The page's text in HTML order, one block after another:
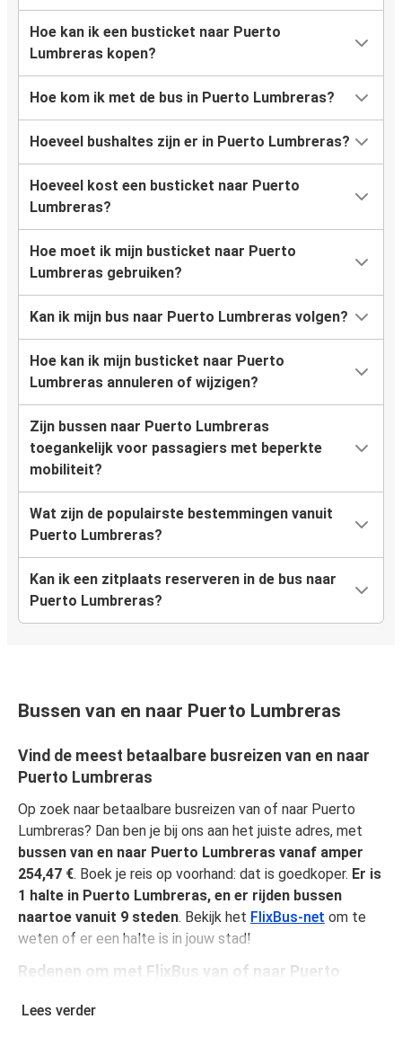
Hoe kan ik een busticket naar Puerto
Lumbreras kopen?
Hoe kom ik met de bus in Puerto Lumbreras?
Hoeveel bushaltes zijn er in Puerto Lumbreras?
Hoeveel kost een busticket naar Puerto
Lumbreras?
Hoe moet ik mijn busticket naar Puerto
Lumbreras gebruiken?
Kan ik mijn bus naar Puerto Lumbreras volgen?
Hoe kan ik mijn busticket naar Puerto
Lumbreras annuleren of wijzigen?
Zijn bussen naar Puerto Lumbreras
toegankelijk voor passagiers met beperkte
mobiliteit?
Wat zijn de populairste bestemmingen vanuit
Puerto Lumbreras?
Kan ik een zitplaats reserveren in de bus naar
Puerto Lumbreras?
Bussen van en naar Puerto Lumbreras
Vind de meest betaalbare busreizen van en naar
Puerto Lumbreras
Op zoek naar betaalbare busreizen van of naar Puerto
Lumbreras? Dan ben je bij ons aan het juiste adres, met
bussen van en naar Puerto Lumbreras vanaf amper
254,47 €. Boek je reis op voorhand: dat is goedkoper. Er is
1 halte in Puerto Lumbreras, en er rijden bussen
naartoe vanuit 9 steden. Bekijk het FlixBus-net om te
weten of er een halte is in jouw stad!
Redenen om met FlixBus van of naar Puerto
Lees verder